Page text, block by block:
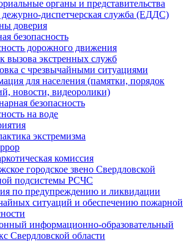
органы и представительства
диспетчерская служба (ЕДДС)
доверия
безопасность
дорожного движения
вызова экстренных служб
с чрезвычайными ситуациями
для населения (памятки, порядок
новости, видеоролики)
безопасность
на воде
экстремизма
комиссия
городское звено Свердловской
подсистемы РСЧС
по предупреждению и ликвидации
ситуаций и обеспечению пожарной
информационно-образовательный
Cвердловской области